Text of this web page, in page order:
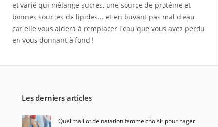
et varié qui mélange sucres, une source de protéine et
bonnes sources de lipides... et en buvant pas mal d'eau
car elle vous aidera à remplacer l'eau que vous avez perdu
en vous donnant à fond !
Les derniers articles
Quel maillot de natation femme choisir pour nager